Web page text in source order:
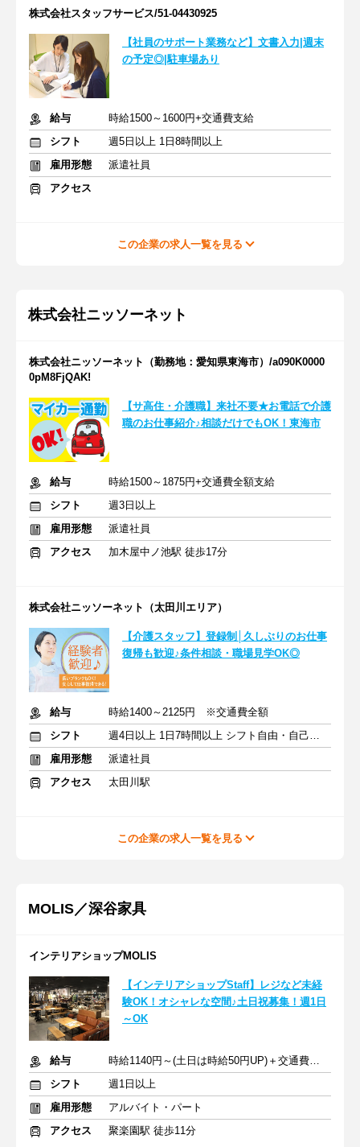
株式会社スタッフサービス/51-04430925
【社員のサポート業務など】文書入力|週末
の予定◎|駐車場あり
給与
時給1500～1600円+交通費支給
シフト
週5日以上 1日8時間以上
雇用形態
派遣社員
アクセス
この企業の求人一覧を見る
株式会社ニッソーネット
株式会社ニッソーネット（勤務地：愛知県東海市）/a090K0000
0pM8FjQAK!
【サ高住・介護職】来社不要★お電話で介護
職のお仕事紹介♪相談だけでもOK！東海市
給与
時給1500～1875円+交通費全額支給
シフト
週3日以上
雇用形態
派遣社員
アクセス
加木屋中ノ池駅 徒歩17分
株式会社ニッソーネット（太田川エリア）
【介護スタッフ】登録制│久しぶりのお仕事
復帰も歓迎♪条件相談・職場見学OK◎
給与
時給1400～2125円 ※交通費全額
シフト
週4日以上 1日7時間以上 シフト自由・自己申告
雇用形態
派遣社員
アクセス
太田川駅
この企業の求人一覧を見る
MOLIS／深谷家具
インテリアショップMOLIS
【インテリアショップStaff】レジなど未経
験OK！オシャレな空間♪土日祝募集！週1日
～OK
給与
時給1140円～(土日は時給50円UP)＋交通費規定支給
シフト
週1日以上
雇用形態
アルバイト・パート
アクセス
聚楽園駅 徒歩11分